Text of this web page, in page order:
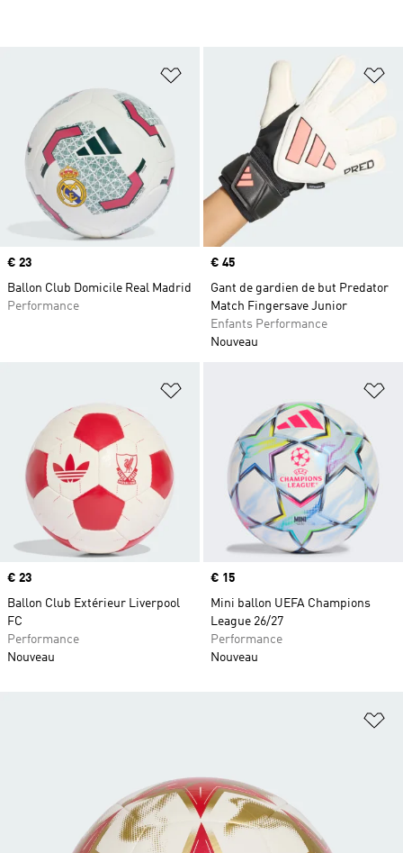
Ajouter à la Liste de produits
Prix
€ 23
Ballon Club Domicile Real Madrid
Performance
Prix
€ 45
Gant de gardien de but Predator
Match Fingersave Junior
Enfants Performance
Nouveau
Ajouter à la Liste de produits
Prix
€ 23
Ballon Club Extérieur Liverpool
FC
Performance
Nouveau
Prix
€ 15
Mini ballon UEFA Champions
League 26/27
Performance
Nouveau